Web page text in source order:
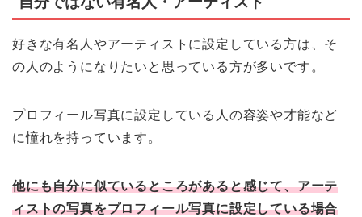
好きな有名人やアーティストに設定している方は、そ
の人のようになりたいと思っている方が多いです。
プロフィール写真に設定している人の容姿や才能など
に憧れを持っています。
他にも自分に似ているところがあると感じて、アーテ
ィストの写真をプロフィール写真に設定している場合